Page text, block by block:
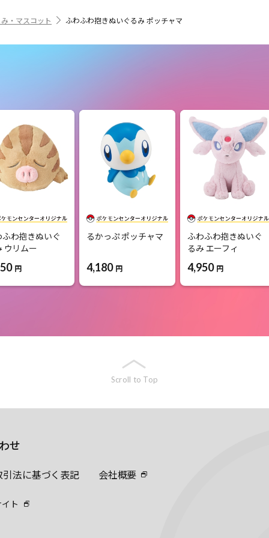
・マスコット ふわふわ抱きぬいぐるみ ポッチャマ
わ抱きぬいぐ
ウリムー
円
るかっぷ ポッチャマ
4,180 円
ふわふわ抱きぬいぐ
るみ エーフィ
4,950 円
Scroll to Top
せ
法に基づく表記 会社概要
ト